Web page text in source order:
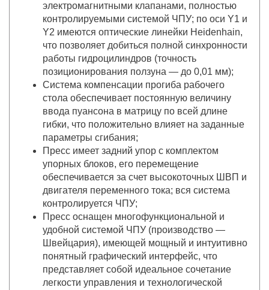
электромагнитными клапанами, полностью
контролируемыми системой ЧПУ; по оси Y1 и
Y2 имеются оптические линейки Heidenhain,
что позволяет добиться полной синхронности
работы гидроцилиндров (точность
позиционирования ползуна — до 0,01 мм);
Система компенсации прогиба рабочего
стола обеспечивает постоянную величину
ввода пуансона в матрицу по всей длине
гибки, что положительно влияет на заданные
параметры сгибания;
Пресс имеет задний упор с комплектом
упорных блоков, его перемещение
обеспечивается за счет высокоточных ШВП и
двигателя переменного тока; вся система
контролируется ЧПУ;
Пресс оснащен многофункциональной и
удобной системой ЧПУ (производство —
Швейцария), имеющей мощный и интуитивно
понятный графический интерфейс, что
представляет собой идеальное сочетание
легкости управления и технологической